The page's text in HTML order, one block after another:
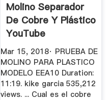
Molino Separador
De Cobre Y Plástico
YouTube
Mar 15, 2018· PRUEBA DE
MOLINO PARA PLASTICO
MODELO EEA10 Duration:
11:19. kike garcia 535,212
views. ... Cual es el cobre